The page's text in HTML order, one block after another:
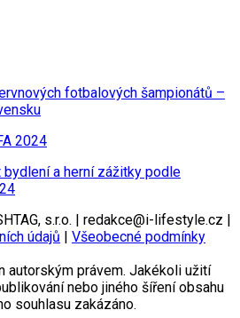
fotbalových šampionátů –
bydlení a herní zážitky podle
s.r.o. | redakce@i-lifestyle.cz |
údajů | Všeobecné podmínky
autorským právem. Jakékoli užití
nebo jiného šíření obsahu
souhlasu zakázáno.